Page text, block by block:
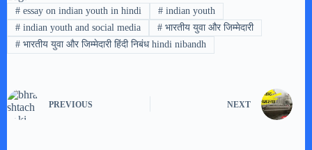
#essay on indian youth in hindi #indian youth
#indian youth and social media #भारतीय युवा और जिम्मेदारी
#भारतीय युवा और जिम्मेदारी हिंदी निबंध hindi nibandh
PREVIOUS NEXT